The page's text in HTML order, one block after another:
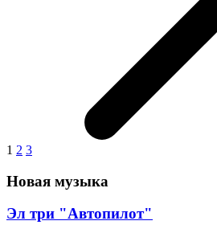
1 2 3
Новая музыка
Эл три "Автопилот"